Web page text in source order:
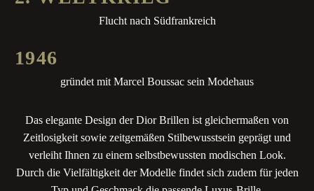
Flucht nach Südfrankreich
1946
gründet mit Marcel Boussac sein Modehaus
Das elegante Design der Dior Brillen ist gleichermaßen von
Zeitlosigkeit sowie zeitgemäßen Stilbewusstsein geprägt und
verleiht Ihnen zu einem selbstbewussten modischen Look.
Durch die Vielfältigkeit der Modelle findet sich zudem für jeden